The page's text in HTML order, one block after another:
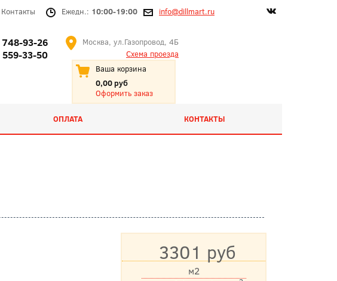
Контакты Ежедн.: 10:00-19:00 info@dillmart.ru
748-93-26
559-33-50
Москва, ул.Газопровод, 4Б
Схема проезда
Ваша корзина
0,00 руб
Оформить заказ
ОПЛАТА КОНТАКТЫ
3301 руб
м2